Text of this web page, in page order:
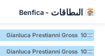
البطاقات -
Benfica
Gianluca Prestianni Gross 10
Gianluca Prestianni Gross 10